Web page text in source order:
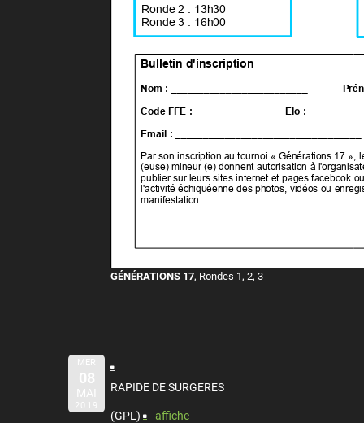
GÉNÉRATIONS 17, Rondes 1, 2, 3
MER
08
MAI
2019
RAPIDE DE SURGERES
(GPL) affiche